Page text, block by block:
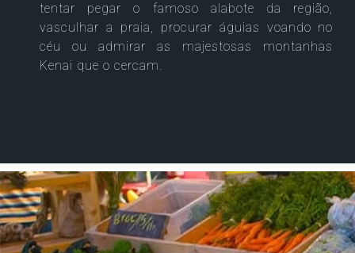
tentar pegar o famoso alabote da região,
vasculhar a praia, procurar águias voando no
céu ou admirar as majestosas montanhas
Kenai que o cercam.